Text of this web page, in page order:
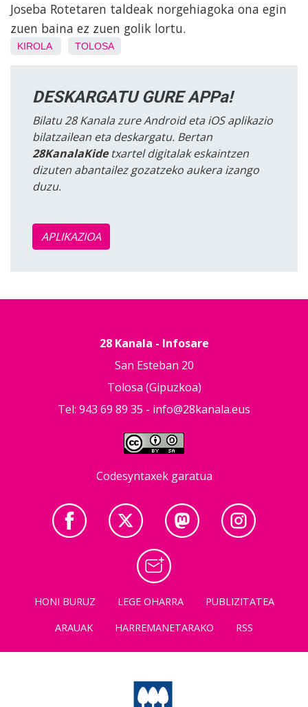
Joseba Rotetaren taldeak norgehiagoka ona egin
zuen baina ez zuen golik lortu.
KIROLA TOLOSA
DESKARGATU GURE APPa!
Bilatu 28 Kanala zure Android eta iOS aplikazio
bilatzailean eta deskargatu. Bertan
28KanalaKidetxartel digitalak eskaintzen
dizuten abantailez gozatzeko aukera izango
duzu.
APLIKAZIOA
28 Kanala - Infosare
San Esteban 20
Tolosa (Gipuzkoa)
Tel: 943 69 89 35 - info@28kanala.eus
Codesyntaxek garatua
HONI BURUZ LEGE OHARRA
PUBLIZITATEA
ARAUAK
HARREMANETARAKO RSS